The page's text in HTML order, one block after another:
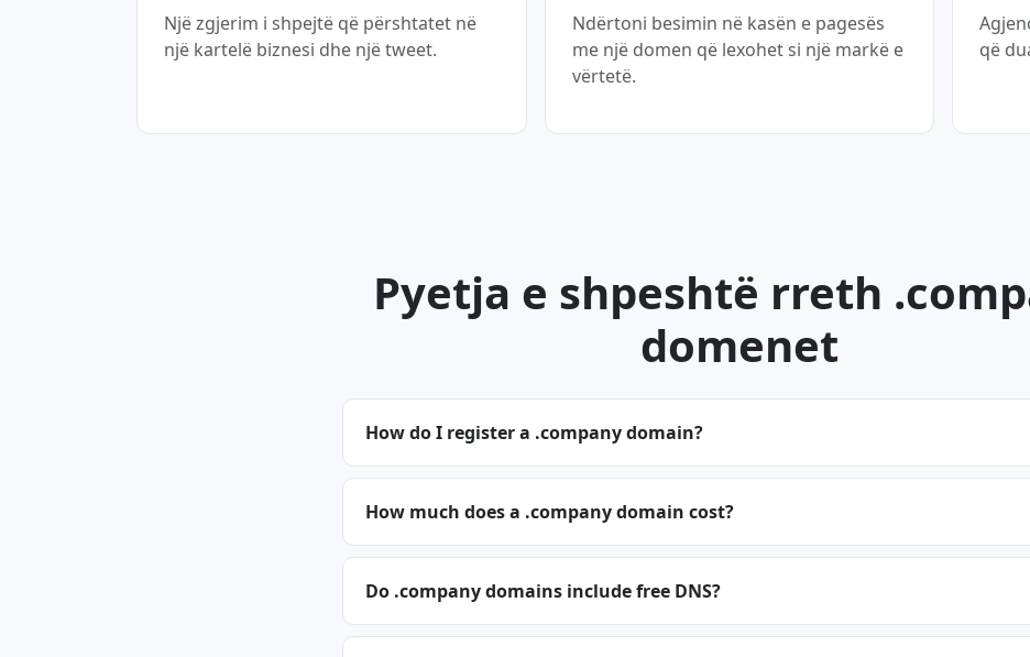
Një zgjerim i shpejtë që përshtatet në
një kartelë biznesi dhe një tweet.
Ndërtoni besimin në kasën e pagesës
me një domen që lexohet si një markë e
vërtetë.
që
Pyetja e shpeshtë rreth
domenet
How do I register a .company domain?
How much does a .company domain cost?
Do .company domains include free DNS?